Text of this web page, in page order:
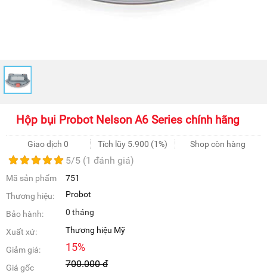
Hộp bụi Probot Nelson A6 Series chính hãng
Giao dịch 0 Tích lũy 5.900 (1%) Shop còn hàng
5/5 (1 đánh giá)
Mã sản phẩm
751
Thương hiệu:
Probot
Bảo hành: 0 tháng
Xuất xứ: Thương hiệu Mỹ
Giảm giá: 15%
Giá gốc 700.000 đ